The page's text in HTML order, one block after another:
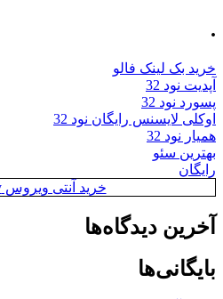
.
خرید بک لینک فالو
آپدیت نود 32
پسورد نود 32
اوکلی لایسنس رایگان نود 32
همیار نود 32
بهترین سئو
رایگان
خرید آنتی ویروس Kaspersky
آخرین دیدگاه‌ها
بایگانی‌ها